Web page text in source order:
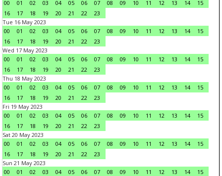
00 01 02 03 04 05 06 07 08 09 10 11 12 13 14
15
16
17 18 19 20 21 22
23
Tue 16 May 2023
00
01 02 03 04 05 06 07 08 09 10 11 12 13 14
15
16
17 18 19 20 21 22
23
Wed 17 May 2023
00
01 02 03 04 05 06 07 08 09 10 11 12 13 14
15
16
17 18 19 20 21 22
23
Thu 18 May 2023
00
01 02 03 04 05 06 07 08 09 10 11 12 13 14
15
16
17 18 19 20 21 22
23
Fri 19 May 2023
00
01 02 03 04 05 06 07 08 09 10 11 12 13 14
15
16
17 18 19 20 21 22
23
Sat 20 May 2023
00
01 02 03 04 05 06 07 08 09 10 11 12 13 14
15
16
17 18 19 20 21 22
23
Sun 21 May 2023
00
01 02 03 04 05 06 07 08 09 10 11 12 13 14
15